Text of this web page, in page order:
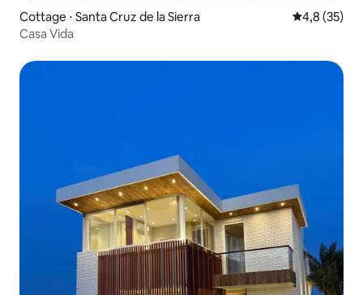
Cottage ⋅ Santa Cruz de la Sierra Évaluation
4,8 (35)
Casa Vida